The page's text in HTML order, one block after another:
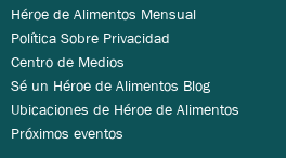
Héroe de Alimentos Mensual
Política Sobre Privacidad
Centro de Medios
Sé un Héroe de Alimentos Blog
Ubicaciones de Héroe de Alimentos
Próximos eventos